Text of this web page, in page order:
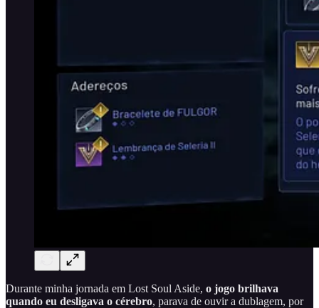
Durante minha jornada em Lost Soul Aside, o jogo brilhava
quando eu desligava o cérebro, parava de ouvir a dublagem, por